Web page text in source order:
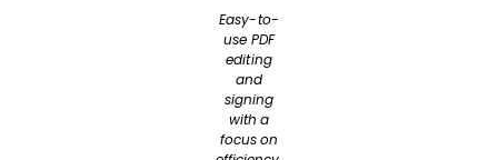
Easy-to-
use PDF
editing
and
signing
with a
focus on